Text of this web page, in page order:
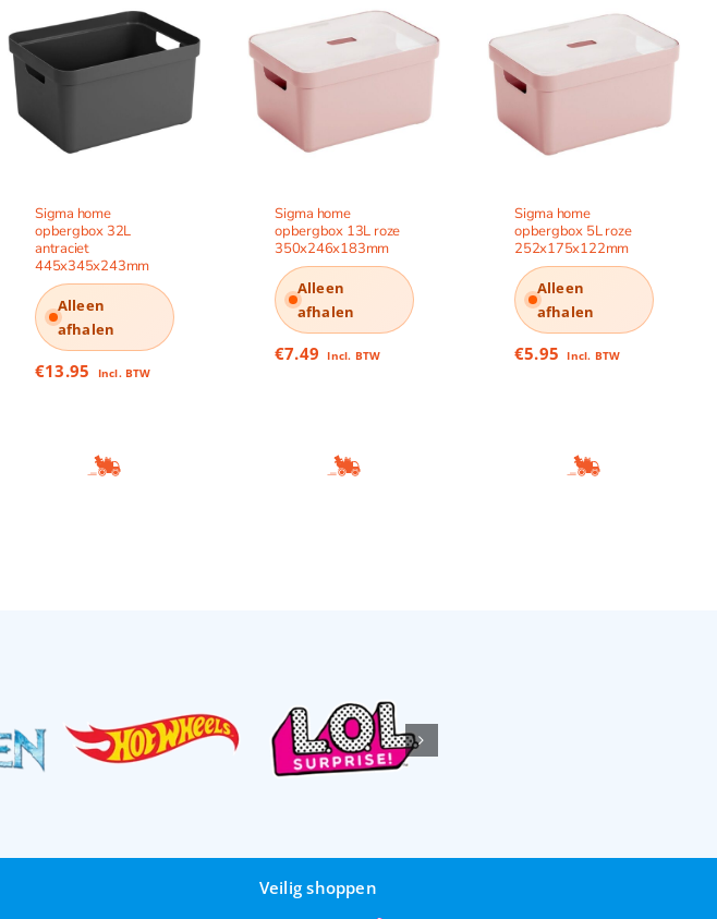
Sigma home
opbergbox 32L
antraciet
445x345x243mm
Alleen
afhalen
€13.95 Incl. BTW
Sigma home
opbergbox 13L roze
350x246x183mm
Alleen
afhalen
€7.49 Incl. BTW
Sigma home
opbergbox 5L roze
252x175x122mm
Alleen
afhalen
€5.95 Incl. BTW
Veilig shoppen